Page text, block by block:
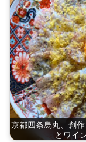
京都四条烏丸、創
とワイ